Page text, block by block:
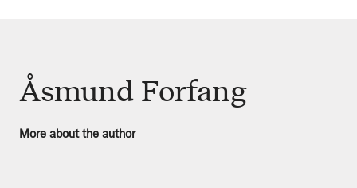
Åsmund Forfang
More about the author